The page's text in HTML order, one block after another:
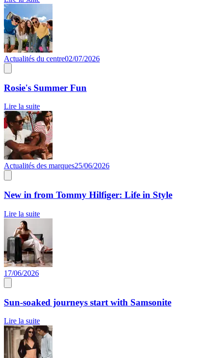
Actualités du centre02/07/2026
Rosie's Summer Fun
Lire la suite
Actualités des marques25/06/2026
New in from Tommy Hilfiger: Life in Style
Lire la suite
17/06/2026
Sun-soaked journeys start with Samsonite
Lire la suite